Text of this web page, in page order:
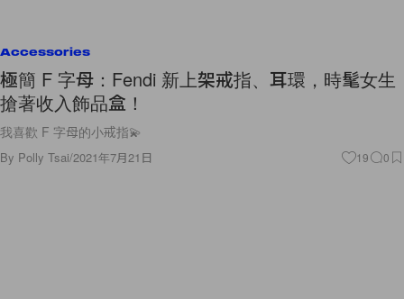
Accessories
極簡 F 字母：Fendi 新上架戒指、耳環，時髦女生
搶著收入飾品盒！
我喜歡 F 字母的小戒指💫
By Polly Tsai/2021年7月21日 19 0